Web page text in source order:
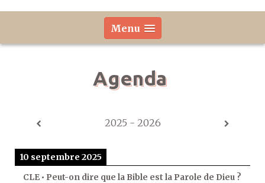
Menu
Agenda
2025 - 2026
10 septembre 2025
CLE • Peut-on dire que la Bible est la Parole de Dieu ?